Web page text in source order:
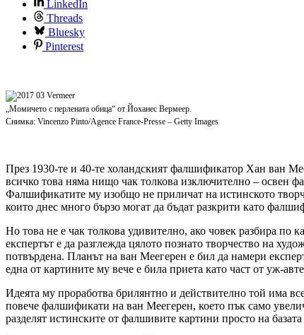
LinkedIn
Threads
Bluesky
Pinterest
„Момичето с перлената обица“ от Йоханес Вермеер.
Снимка: Vincenzo Pinto/Agence France-Presse – Getty Images
През 1930-те и 40-те холандският фалшификатор Хан ван
всичко това няма нищо чак толкова изключително – освен
Фалшификатите му изобщо не приличат на истинското
които днес много бързо могат да бъдат разкрити като
Но това не е чак толкова удивително, ако човек разбира по
експертът е да разглежда цялото познато творчество на
потвърдена. Планът на ван Меегерен е бил да намери
една от картините му вече е била приета като част от уж-
Идеята му проработва брилянтно и действително той има
повече фалшификати на ван Меегерен, което пък само
разделят истинските от фалшивите картини просто на